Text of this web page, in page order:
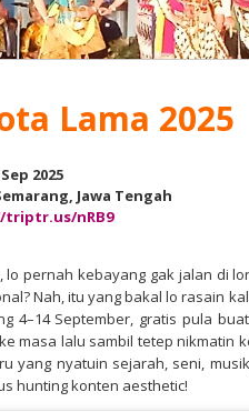
Lama 2025
2025
Jawa Tengah
nRB9
lo pernah kebayang gak jalan di
Nah, itu yang bakal lo rasain
4–14 September, gratis pula
masa lalu sambil tetep nikmatin
yang nyatuin sejarah, seni,
hunting konten aesthetic!